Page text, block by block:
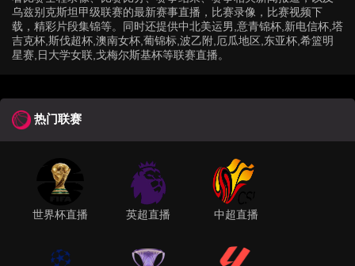
乌兹别克斯坦甲级联赛的最新赛事直播，比赛录像，比赛视频下
载，精彩片段集锦等。同时还提供中北美运男,意青锦杯,新电信杯,塔
吉克杯,斯伐超杯,澳南女杯,葡锦标,波乙附,厄瓜地区,东亚杯,希篮明
星赛,日大学女联,戈梅尔斯基杯等联赛直播。
热门联赛
世界杯直播 英超直播 中超直播